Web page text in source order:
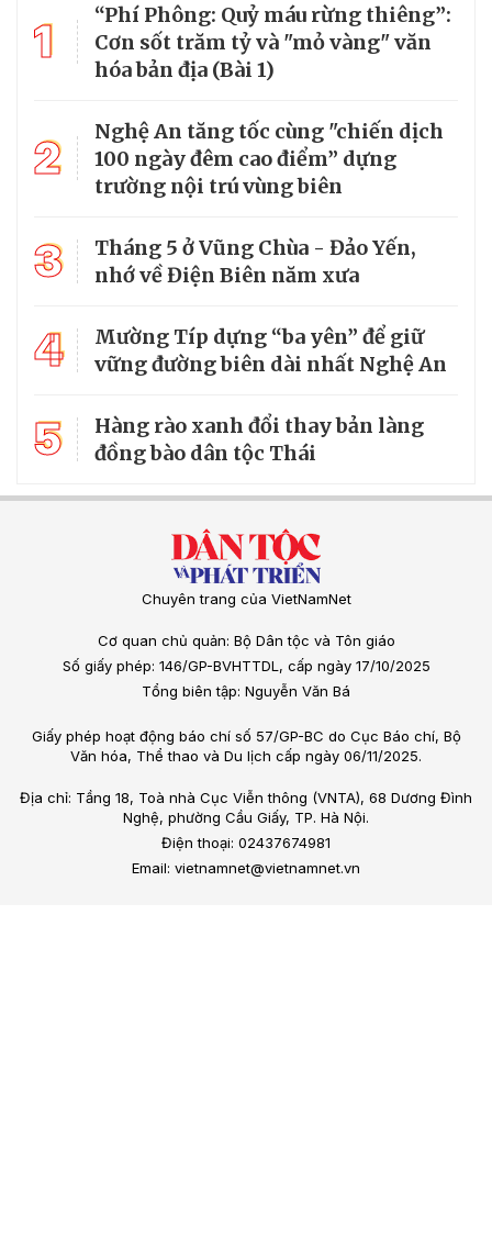
1
“Phí Phông: Quỷ máu rừng thiêng”:
Cơn sốt trăm tỷ và "mỏ vàng" văn
hóa bản địa (Bài 1)
2
Nghệ An tăng tốc cùng "chiến dịch
100 ngày đêm cao điểm” dựng
trường nội trú vùng biên
3
Tháng 5 ở Vũng Chùa - Đảo Yến,
nhớ về Điện Biên năm xưa
4
Mường Típ dựng “ba yên” để giữ
vững đường biên dài nhất Nghệ An
5
Hàng rào xanh đổi thay bản làng
đồng bào dân tộc Thái
Chuyên trang của VietNamNet
Cơ quan chủ quản: Bộ Dân tộc và Tôn giáo
Số giấy phép: 146/GP-BVHTTDL, cấp ngày 17/10/2025
Tổng biên tập: Nguyễn Văn Bá
Giấy phép hoạt động báo chí số 57/GP-BC do Cục Báo chí, Bộ
Văn hóa, Thể thao và Du lịch cấp ngày 06/11/2025.
Địa chỉ: Tầng 18, Toà nhà Cục Viễn thông (VNTA), 68 Dương Đình
Nghệ, phường Cầu Giấy, TP. Hà Nội.
Điện thoại: 02437674981
Email: vietnamnet@vietnamnet.vn